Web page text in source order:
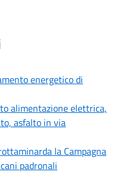
energetico di
alimentazione elettrica,
asfalto in via
la Campagna
padronali